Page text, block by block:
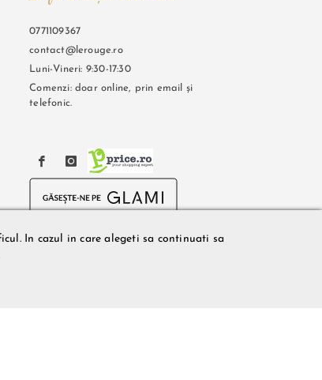
0771109367
contact@lerouge.ro
Luni-Vineri: 9:30-17:30
Comenzi: doar online, prin email și
telefonic.
In cazul in care alegeti sa continuati sa